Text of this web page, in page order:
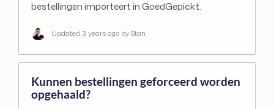
bestellingen importeert in GoedGepickt.
Updated 3 years ago by Stan
Kunnen bestellingen geforceerd worden
opgehaald?